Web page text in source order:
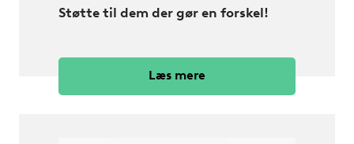
Støtte til dem der gør en forskel!
Læs mere